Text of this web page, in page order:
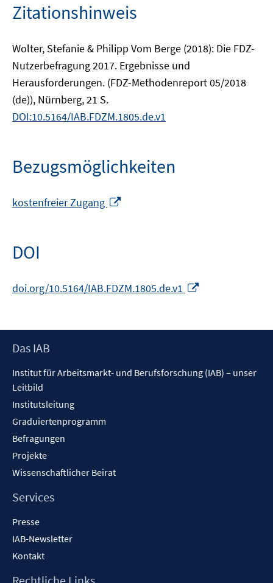
Zitationshinweis
Wolter, Stefanie & Philipp Vom Berge (2018): Die FDZ-
Nutzerbefragung 2017. Ergebnisse und
Herausforderungen. (FDZ-Methodenreport 05/2018
(de)), Nürnberg, 21 S.
DOI:10.5164/IAB.FDZM.1805.de.v1
Bezugsmöglichkeiten
kostenfreier Zugang
DOI
doi.org/10.5164/IAB.FDZM.1805.de.v1
öffnen
Footer
Das IAB
Institut für Arbeitsmarkt- und Berufsforschung (IAB) – unser
Leitbild
Institutsleitung
Graduiertenprogramm
Befragungen
Projekte
Wissenschaftlicher Beirat
Services
Presse
IAB-Newsletter
Kontakt